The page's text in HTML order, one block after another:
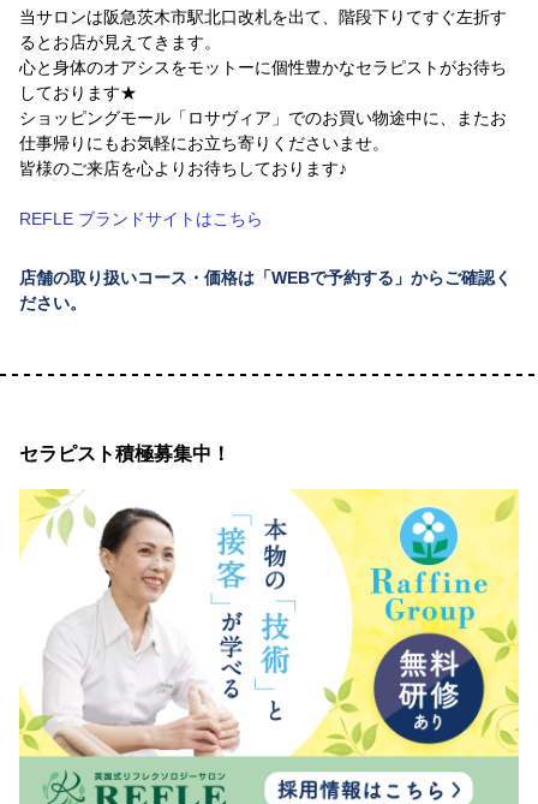
当サロンは阪急茨木市駅北口改札を出て、階段下りてすぐ左折す
るとお店が見えてきます。
心と身体のオアシスをモットーに個性豊かなセラピストがお待ち
しております★
ショッピングモール「ロサヴィア」でのお買い物途中に、またお
仕事帰りにもお気軽にお立ち寄りくださいませ。
皆様のご来店を心よりお待ちしております♪
REFLE ブランドサイトはこちら
店舗の取り扱いコース・価格は「WEBで予約する」からご確認く
ださい。
セラピスト積極募集中！